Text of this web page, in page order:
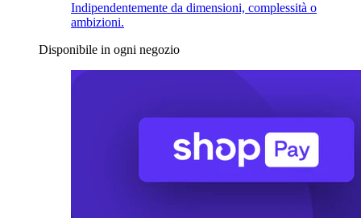
Indipendentemente da dimensioni, complessità o
ambizioni.
Disponibile in ogni negozio